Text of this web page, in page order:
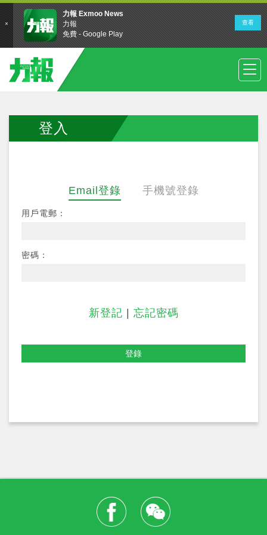
登入
Email登錄 手機號登錄
用戶電郵：
密碼：
新登記 忘記密碼